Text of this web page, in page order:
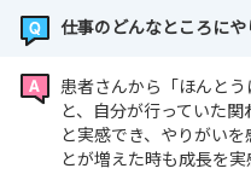
仕事のどんなところに
患者さんから「ほんと
と、自分が行っていた
と実感でき、やりがい
とが増えた時も成長を実